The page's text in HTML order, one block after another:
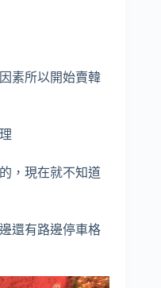
素所以開始賣韓
，現在就不知道
還有路邊停車格